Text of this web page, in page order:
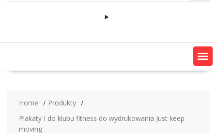
Home
Produkty
Plakaty I do klubu fitness do wydrukowania Just keep
moving